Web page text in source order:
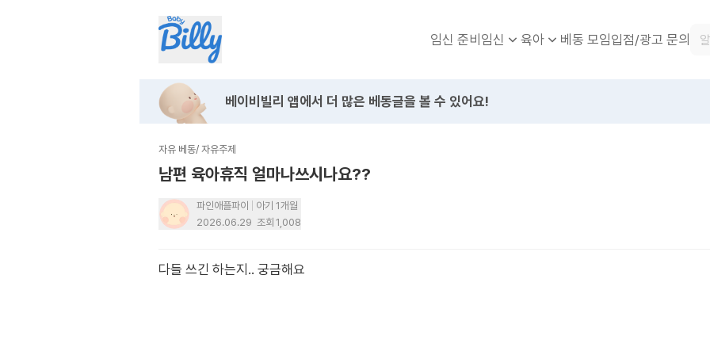
임신 준비임신 육아 베동 모임입점/광고 문의
베이비빌리 앱에서 더 많은 베동글을 볼 수 있어요!
자유 베동/ 자유주제
남편 육아휴직 얼마나쓰시나요??
파인애플파이
아기 1개월
2026.06.29 조회 1,008
다들 쓰긴 하는지.. 궁금해요